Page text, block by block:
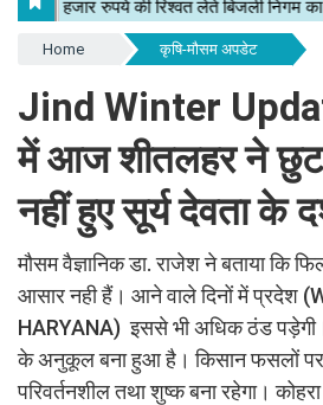
Home कृषि-मौसम अपडेट
Jind Winter
में आज शीतलहर ने
नहीं हुए सूर्य देवता के
मौसम वैज्ञानिक डा. राजेश ने बताया कि
आसार नही हैं। आने वाले दिनों में प्रदेश
HARYANA) इससे भी अधिक ठंड
के अनुकूल बना हुआ है। किसान फसलों
परिवर्तनशील तथा शुष्क बना रहेगा।